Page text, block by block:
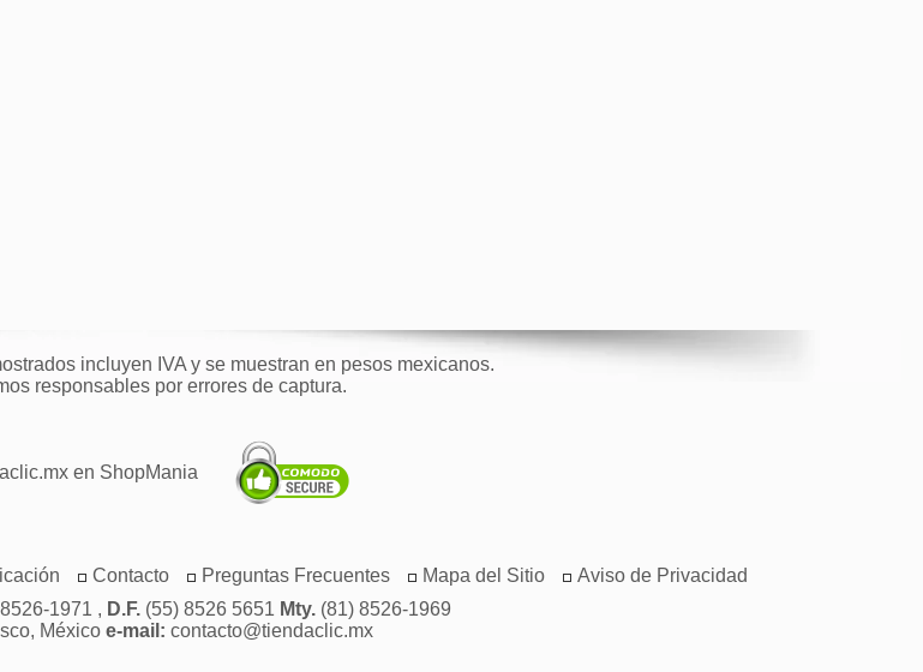
incluyen IVA y se muestran en pesos mexicanos.
responsables por errores de captura.
Contacto Preguntas Frecuentes Mapa del Sitio
Aviso de Privacidad
1971 , D.F.(55) 8526 5651 Mty.(81) 8526-1969
México e-mail: contacto@tiendaclic.mx